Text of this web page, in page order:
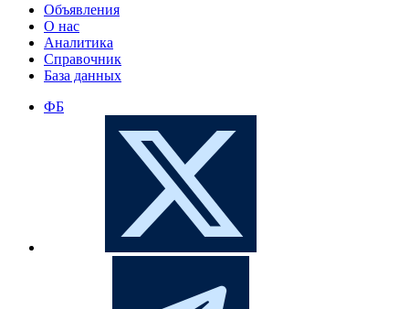
Объявления
О нас
Аналитика
Справочник
База данных
ФБ